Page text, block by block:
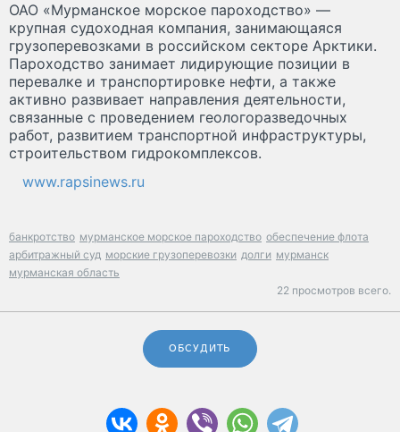
ОАО «Мурманское морское пароходство» —
крупная судоходная компания, занимающаяся
грузоперевозками в российском секторе Арктики.
Пароходство занимает лидирующие позиции в
перевалке и транспортировке нефти, а также
активно развивает направления деятельности,
связанные с проведением геологоразведочных
работ, развитием транспортной инфраструктуры,
строительством гидрокомплексов.
www.rapsinews.ru
банкротство мурманское морское пароходство обеспечение флота
арбитражный суд морские грузоперевозки долги мурманск
мурманская область
22 просмотров всего.
ОБСУДИТЬ